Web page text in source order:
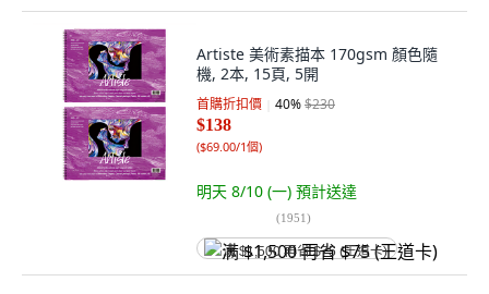
Artiste 美術素描本 170gsm 顏色隨
機, 2本, 15頁, 5開
首購折扣價 40%$230
$138
($69.00/1個)
明天 8/10 (一) 預計送達
(1951)
满 $1,500 再省 $75 (王道卡)